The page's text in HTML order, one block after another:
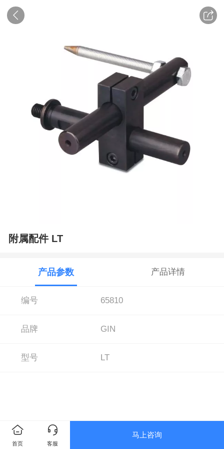
附属配件 LT
产品参数 产品详情
编号 65810
品牌 GIN
型号 LT
首页 客服
马上咨询